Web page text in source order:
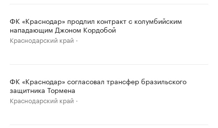
ФК «Краснодар» продлил контракт с колумбийским
нападающим Джоном Кордобой
Краснодарский край
ФК «Краснодар» согласовал трансфер бразильского
защитника Тормена
Краснодарский край